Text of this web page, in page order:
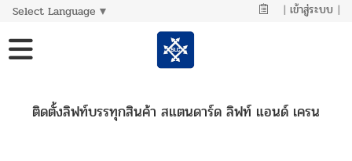
Select Language ▼ | เข้าสู่ระบบ |
ติดตั้งลิฟท์บรรทุกสินค้า สแตนดาร์ด ลิฟท์ แอนด์ เครน